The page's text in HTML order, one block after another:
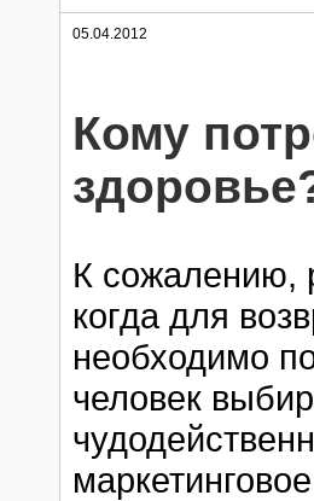
05.04.2012
Кому
К сожалению,
когда для
необходимо
человек